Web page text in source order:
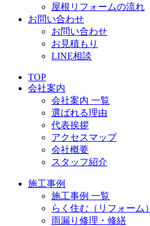
屋根リフォームの流れ
お問い合わせ
お問い合わせ
お見積もり
LINE相談
TOP
会社案内
会社案内 一覧
選ばれる理由
代表挨拶
アクセスマップ
会社概要
スタッフ紹介
施工事例
施工事例 一覧
らく住む（リフォーム）
雨漏り修理・修繕